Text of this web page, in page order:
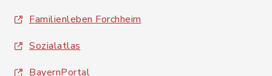
Familienleben Forchheim
Sozialatlas
BayernPortal